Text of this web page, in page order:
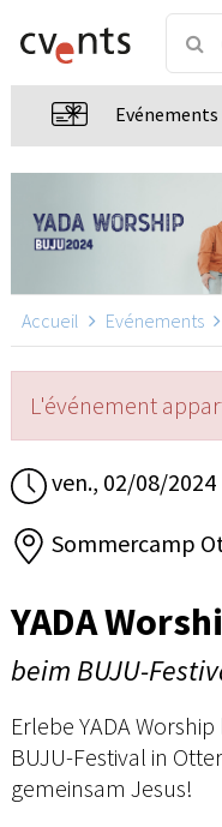
Evénements
Accueil Evénements
L'événement
ven., 02/08/2024
Sommercamp
YADA
beim BUJU-
Erlebe YADA
BUJU-Festival in
gemeinsam Jesus!